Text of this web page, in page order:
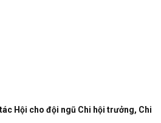
Hội cho đội ngũ Chi hội trưởng, Chi